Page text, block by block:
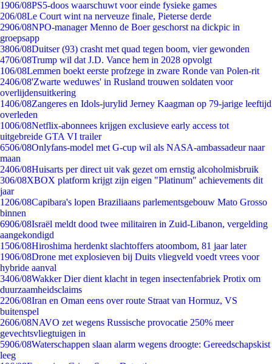
1906/08PS5-doos waarschuwt voor einde fysieke games
206/08Le Court wint na nerveuze finale, Pieterse derde
2906/08NPO-manager Menno de Boer geschorst na dickpic in
groepsapp
3806/08Duitser (93) crasht met quad tegen boom, vier gewonden
4706/08Trump wil dat J.D. Vance hem in 2028 opvolgt
106/08Lemmen boekt eerste profzege in zware Ronde van Polen-rit
2406/08'Zwarte weduwes' in Rusland trouwen soldaten voor
overlijdensuitkering
1406/08Zangeres en Idols-jurylid Jerney Kaagman op 79-jarige leeftijd
overleden
1006/08Netflix-abonnees krijgen exclusieve early access tot
uitgebreide GTA VI trailer
6506/08Onlyfans-model met G-cup wil als NASA-ambassadeur naar
maan
2406/08Huisarts per direct uit vak gezet om ernstig alcoholmisbruik
306/08XBOX platform krijgt zijn eigen "Platinum" achievements dit
jaar
1206/08Capibara's lopen Braziliaans parlementsgebouw Mato Grosso
binnen
6906/08Israël meldt dood twee militairen in Zuid-Libanon, vergelding
aangekondigd
1506/08Hiroshima herdenkt slachtoffers atoombom, 81 jaar later
1906/08Drone met explosieven bij Duits vliegveld voedt vrees voor
hybride aanval
3406/08Wakker Dier dient klacht in tegen insectenfabriek Protix om
duurzaamheidsclaims
2206/08Iran en Oman eens over route Straat van Hormuz, VS
buitenspel
2606/08NAVO zet wegens Russische provocatie 250% meer
gevechtsvliegtuigen in
5906/08Waterschappen slaan alarm wegens droogte: Gereedschapskist
leeg